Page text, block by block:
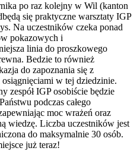
po raz kolejny w Wil (kanton
się praktyczne warsztaty IGP
Na uczestników czeka ponad
pokazowych i
linia do proszkowego
Bedzie to również
do zapoznania się z
w tej dziedzinie.
zespół IGP osobiście będzie
podczas całego
moc wrażeń oraz
wiedzę. Liczba uczestników jest
do maksymalnie 30 osób.
już teraz!